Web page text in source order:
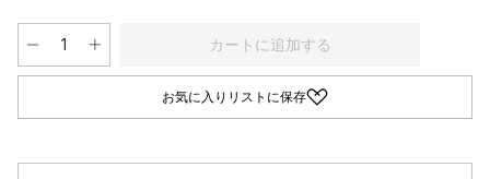
カートに追加する
お気に入りリストに保存